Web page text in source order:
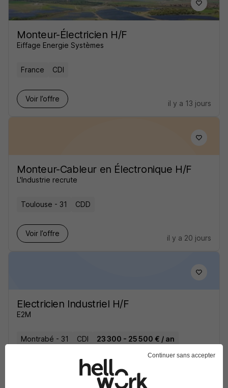
Monteur-Électricien H/F
Eiffage Energie Systèmes
France CDI
Voir l’offre
il y a 13 jours
Monteur-Cableur en Électronique H/F
L'Industrie recrute
Toulouse - 31 CDD
Voir l’offre
il y a 20 jours
Electricien Industriel H/F
E2M
Montrabé - 31 CDI 23 300 - 25 500 € / an
Continuer sans accepter